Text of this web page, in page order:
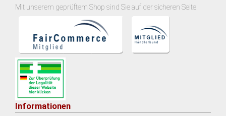
Mit unserem geprüftem Shop sind Sie auf der sicheren Seite.
Informationen